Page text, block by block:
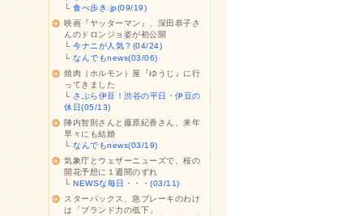
└食べ歩き.jp(09/19)
映画『ヤッターマン』、深田恭子さ
んのドロンジョ姿が初公開
└今ナニが人気？(04/24)
└なんでもnews(03/06)
焼肉（ホルモン）屋『ゆうじ』に行
ってきました
└ さぷら伊豆！渋谷の平日・伊豆の
休日(05/13)
陣内智則さんと藤原紀香さん、来年
早々にも結婚
└なんでもnews(03/19)
気象庁とウェザーニューズで、桜の
開花予想に１週間のずれ
└NEWSな毎日・・・(03/11)
スターバックス、急ブレーキのわけ
は「ブランド力の低下」